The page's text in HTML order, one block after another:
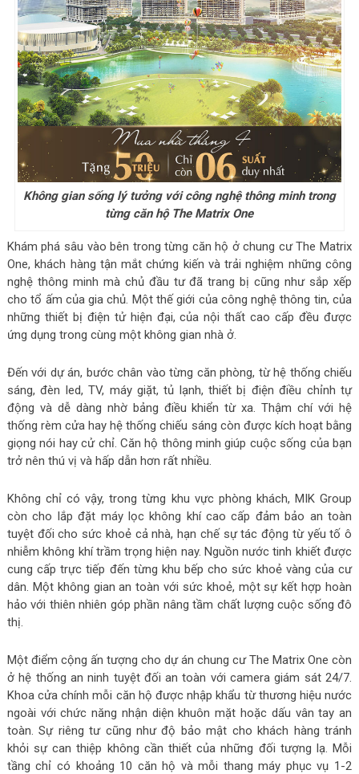
Không gian sống lý tưởng với công nghệ thông minh trong
từng căn hộ The Matrix One
Khám phá sâu vào bên trong từng căn hộ ở chung cư The Matrix
One, khách hàng tận mắt chứng kiến và trải nghiệm những công
nghệ thông minh mà chủ đầu tư đã trang bị cũng như sắp xếp
cho tổ ấm của gia chủ. Một thế giới của công nghệ thông tin, của
những thiết bị điện tử hiện đại, của nội thất cao cấp đều được
ứng dụng trong cùng một không gian nhà ở.
Đến với dự án, bước chân vào từng căn phòng, từ hệ thống chiếu
sáng, đèn led, TV, máy giặt, tủ lạnh, thiết bị điện điều chỉnh tự
động và dễ dàng nhờ bảng điều khiển từ xa. Thậm chí với hệ
thống rèm cửa hay hệ thống chiếu sáng còn được kích hoạt bằng
giọng nói hay cử chỉ. Căn hộ thông minh giúp cuộc sống của bạn
trở nên thú vị và hấp dẫn hơn rất nhiều.
Không chỉ có vậy, trong từng khu vực phòng khách, MIK Group
còn cho lắp đặt máy lọc không khí cao cấp đảm bảo an toàn
tuyệt đối cho sức khoẻ cả nhà, hạn chế sự tác động từ yếu tố ô
nhiễm không khí trầm trọng hiện nay. Nguồn nước tinh khiết được
cung cấp trực tiếp đến từng khu bếp cho sức khoẻ vàng của cư
dân. Một không gian an toàn với sức khoẻ, một sự kết hợp hoàn
hảo với thiên nhiên góp phần nâng tầm chất lượng cuộc sống đô
thị.
Một điểm cộng ấn tượng cho dự án chung cư The Matrix One còn
ở hệ thống an ninh tuyệt đối an toàn với camera giám sát 24/7.
Khoa cửa chính mỗi căn hộ được nhập khẩu từ thương hiệu nước
ngoài với chức năng nhận diện khuôn mặt hoặc dấu vân tay an
toàn. Sự riêng tư cũng như độ bảo mật cho khách hàng tránh
khỏi sự can thiệp không cần thiết của những đối tượng lạ. Mỗi
tầng chỉ có khoảng 10 căn hộ và mỗi thang máy phục vụ 1-2